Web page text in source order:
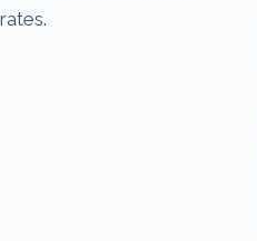
rates.